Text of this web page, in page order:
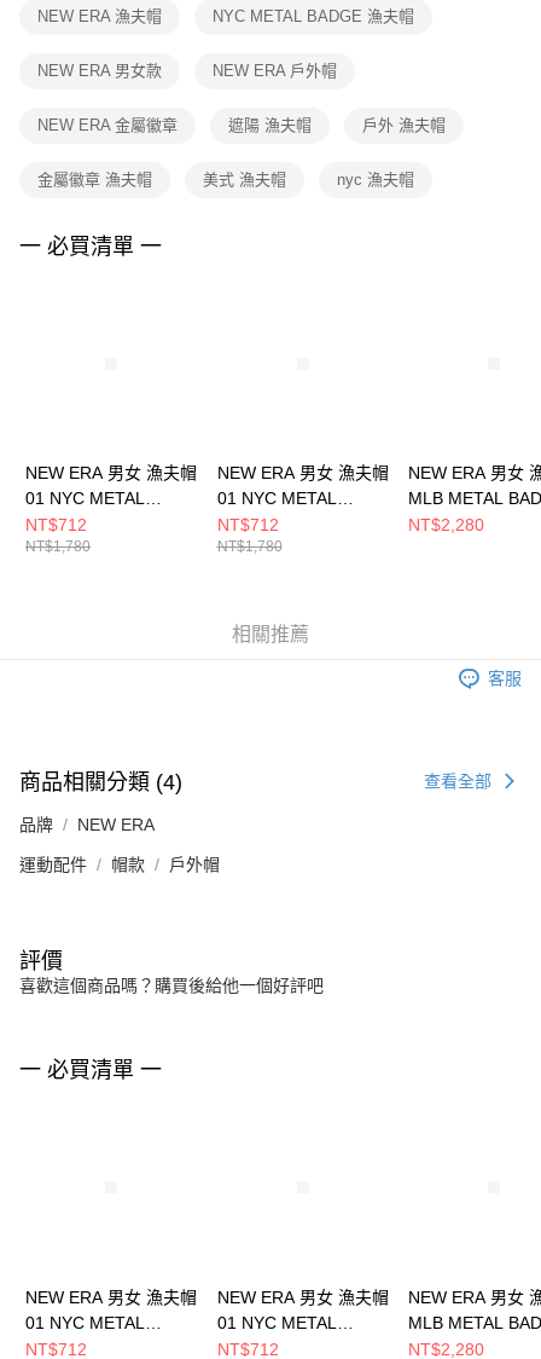
客戶支援中心」https://netprotections.freshdesk.com/support/home
１．透過由恩沛科技股份有限公司提供之「AFTEE先享後付」服務完成之交
權轉讓予恩沛科技股份有限公司。
３．未成年的使用者請事先徵得法定代理人或監護人之同意方可使用
４．使用「AFTEE先享後付」時，將依據個別帳號之用戶狀況，依本公司即
NEW ERA 漁夫帽 NYC METAL BADGE 漁夫帽
NEW ERA 男女款 NEW ERA 戶外帽
NEW ERA 金屬徽章 遮陽 漁夫帽 戶外 漁夫帽
金屬徽章 漁夫帽 美式 漁夫帽 nyc 漁夫帽
一 必買清單 一
NEW ERA 男女 漁夫帽
01 NYC METAL
BADGE NEW ERA
NE13773861
NT$712
NT$1,780
NEW ERA 男女 漁夫帽
01 NYC METAL
BADGE NEW ERA
NE13773860
NT$712
NT$1,780
NEW ERA 男女
MLB METAL
FW25 洛杉磯道
NT$2,280
相關推薦
客服
商品相關分類 (4) 查看全部
品牌 NEW ERA
運動配件 帽款 戶外帽
評價
喜歡這個商品嗎？購買後給他一個好評吧
一 必買清單 一
NEW ERA 男女 漁夫帽
01 NYC METAL
BADGE NEW ERA
NT$712
NEW ERA 男女 漁夫帽
01 NYC METAL
BADGE NEW ERA
NT$712
NEW ERA 男女
MLB METAL
FW25 洛杉磯道
NT$2,280